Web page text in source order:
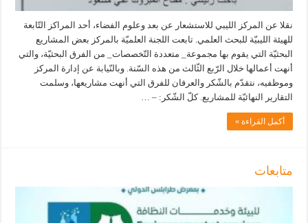
نقلا عن المركز الليبي للاستشعار عن بعد وعلوم الفضاء، أحد المراكز التّابعة
للهيئة الليبيّة للبحث العلمي. تابعت اللجنة العلميّة بالمركز بعض المشاريع
البحثيّة التي يقوم بها مجموعة_ متعددة التّخصصات_ من الفرق البحثيّة، والتي
أنهت أعمالها خلال الرّبع الثّالث من هذه السّنة. وبالنّيابة عن إدارة المركز
وموظفيه، نتقدّم بالشّكر والعرفان للفرق التي أنهت مشاريعها، وسلمت
التقارير النهائيّة للمشاريع. كلّ الشّكر: – …
أكمل القراءة »
متابعات